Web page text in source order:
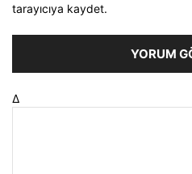
tarayıcıya kaydet.
Δ